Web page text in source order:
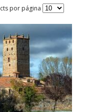
por página